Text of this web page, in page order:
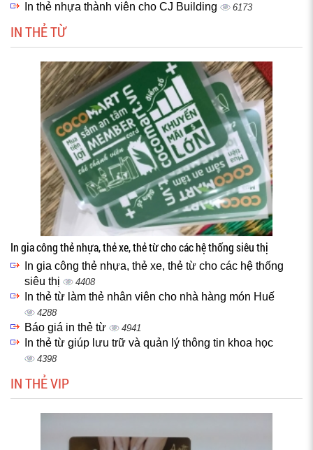
In thẻ nhựa thành viên cho CJ Building 6173
IN THẺ TỪ
In gia công thẻ nhựa, thẻ xe, thẻ từ cho các hệ thống siêu thị
In gia công thẻ nhựa, thẻ xe, thẻ từ cho các hệ thống
siêu thị
4408
In thẻ từ làm thẻ nhân viên cho nhà hàng món Huế
4288
Báo giá in thẻ từ 4941
In thẻ từ giúp lưu trữ và quản lý thông tin khoa học
4398
IN THẺ VIP